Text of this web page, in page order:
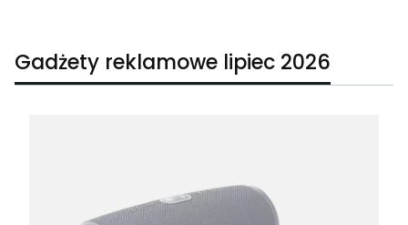
Gadżety reklamowe lipiec 2026